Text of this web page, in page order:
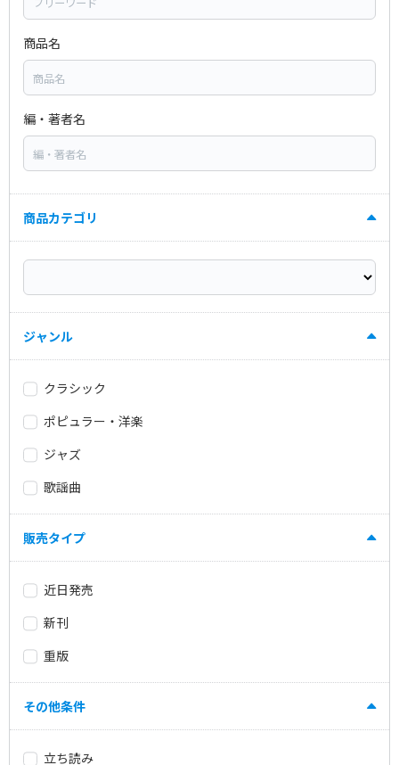
商品名
編・著者名
商品カテゴリ
ジャンル
クラシック
ポピュラー・洋楽
ジャズ
歌謡曲
販売タイプ
近日発売
新刊
重版
その他条件
立ち読み